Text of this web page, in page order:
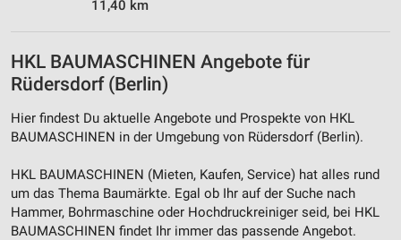
11,40 km
HKL BAUMASCHINEN Angebote für
Rüdersdorf (Berlin)
Hier findest Du aktuelle Angebote und Prospekte von HKL
BAUMASCHINEN in der Umgebung von Rüdersdorf (Berlin).
HKL BAUMASCHINEN (Mieten, Kaufen, Service) hat alles rund
um das Thema Baumärkte. Egal ob Ihr auf der Suche nach
Hammer, Bohrmaschine oder Hochdruckreiniger seid, bei HKL
BAUMASCHINEN findet Ihr immer das passende Angebot.
Messung der Performance von Inhalten
Analyse von Zielgruppen durch Statistiken oder
Quellen
Verwendung reduzierter Daten zur Auswahl von
Inhalten